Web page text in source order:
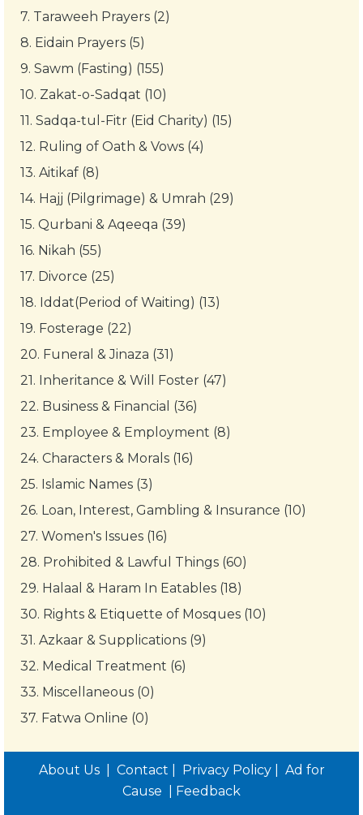
7. Taraweeh Prayers (2)
8. Eidain Prayers (5)
9. Sawm (Fasting) (155)
10. Zakat-o-Sadqat (10)
11. Sadqa-tul-Fitr (Eid Charity) (15)
12. Ruling of Oath & Vows (4)
13. Aitikaf (8)
14. Hajj (Pilgrimage) & Umrah (29)
15. Qurbani & Aqeeqa (39)
16. Nikah (55)
17. Divorce (25)
18. Iddat(Period of Waiting) (13)
19. Fosterage (22)
20. Funeral & Jinaza (31)
21. Inheritance & Will Foster (47)
22. Business & Financial (36)
23. Employee & Employment (8)
24. Characters & Morals (16)
25. Islamic Names (3)
26. Loan, Interest, Gambling & Insurance (10)
27. Women's Issues (16)
28. Prohibited & Lawful Things (60)
29. Halaal & Haram In Eatables (18)
30. Rights & Etiquette of Mosques (10)
31. Azkaar & Supplications (9)
32. Medical Treatment (6)
33. Miscellaneous (0)
37. Fatwa Online (0)
About Us Contact Privacy Policy|
Ad for
Cause
Feedback